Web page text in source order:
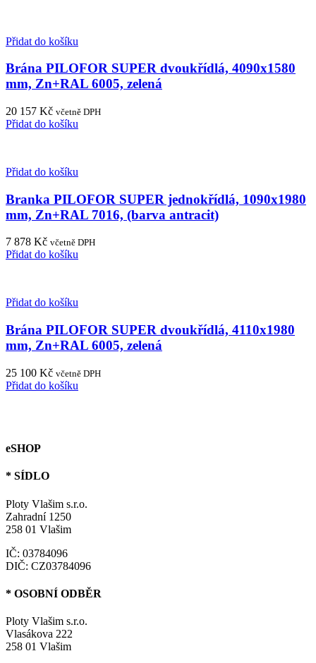
Přidat do košíku
Brána PILOFOR SUPER dvoukřídlá, 4090x1580
mm, Zn+RAL 6005, zelená
20 157 Kč včetně DPH
Přidat do košíku
Přidat do košíku
Branka PILOFOR SUPER jednokřídlá, 1090x1980
mm, Zn+RAL 7016, (barva antracit)
7 878 Kč včetně DPH
Přidat do košíku
Přidat do košíku
Brána PILOFOR SUPER dvoukřídlá, 4110x1980
mm, Zn+RAL 6005, zelená
25 100 Kč včetně DPH
Přidat do košíku
eSHOP
* SÍDLO
Ploty Vlašim s.r.o.
Zahradní 1250
258 01 Vlašim
IČ: 03784096
DIČ: CZ03784096
* OSOBNÍ ODBĚR
Ploty Vlašim s.r.o.
Vlasákova 222
258 01 Vlašim